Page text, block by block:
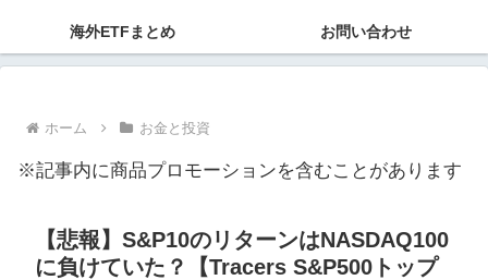
海外ETFまとめ お問い合わせ
ホーム お金と投資
※記事内に商品プロモーションを含むことがあります
【悲報】S&P10のリターンはNASDAQ100
に負けていた？【Tracers S&P500トップ